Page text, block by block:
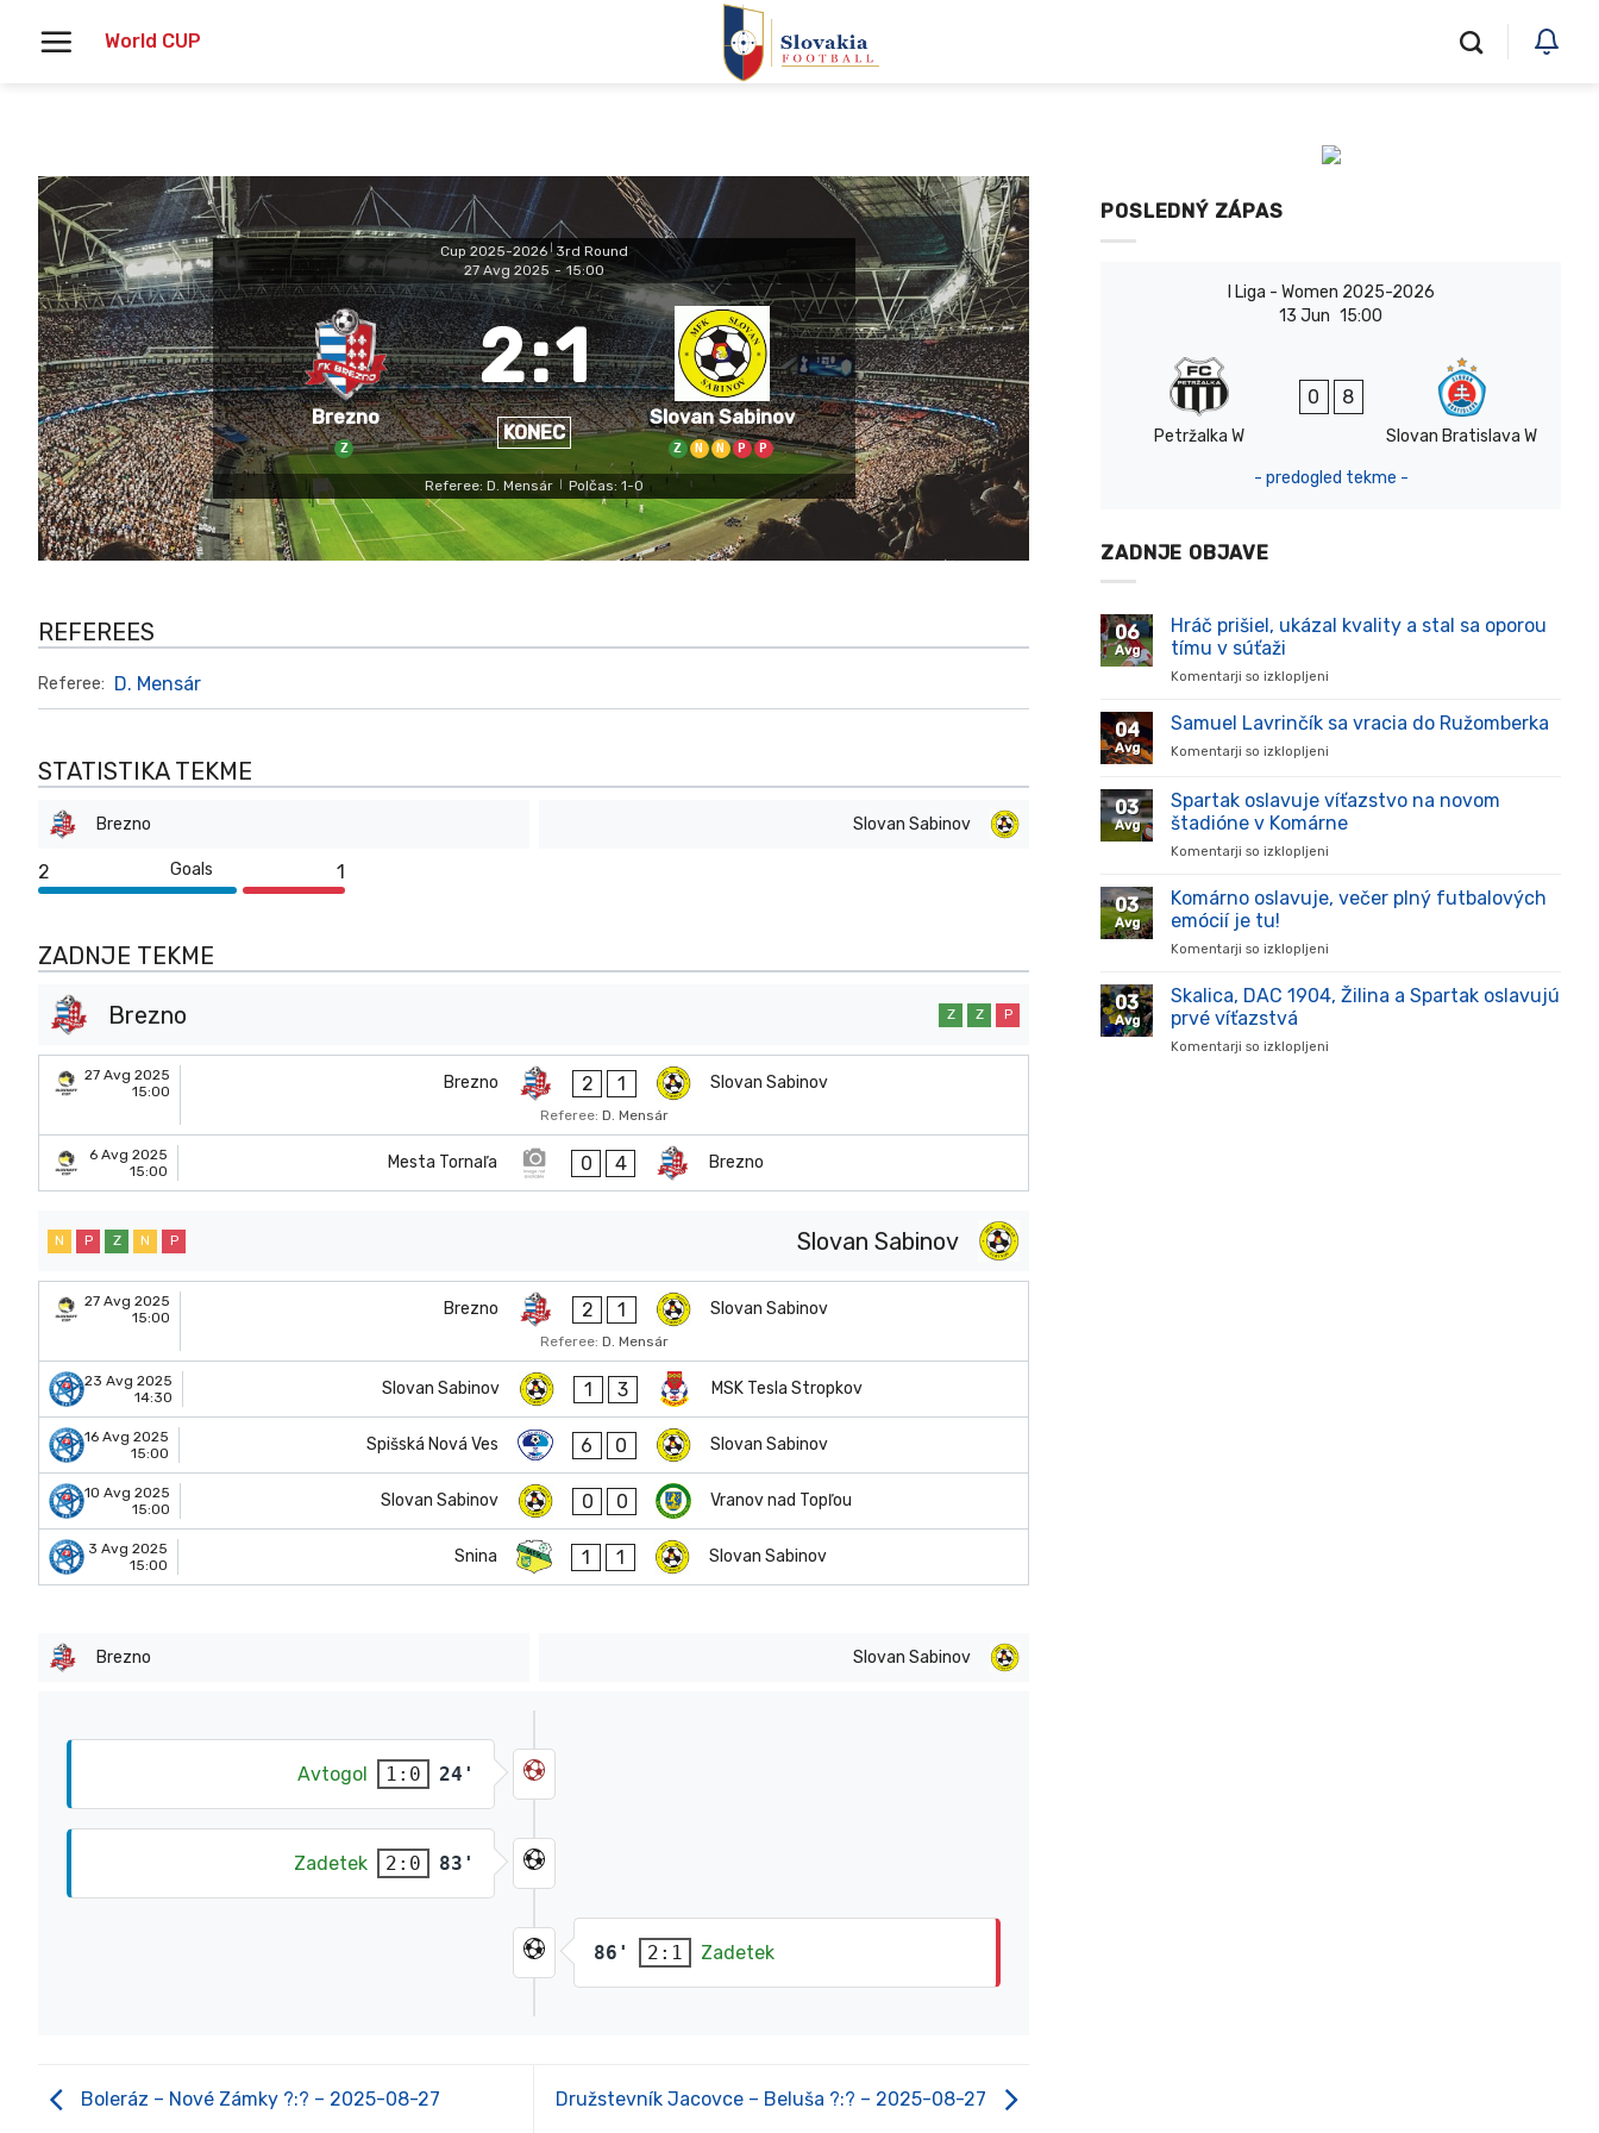
World CUP
Cup 2025-2026 3rd Round
27 Avg 2025 - 15:00
Brezno
Z
2:1
KONEC
Slovan Sabinov
Z N N P P
Referee: D. Mensár Polčas: 1-0
REFEREES
Referee: D. Mensár
STATISTIKA TEKME
Brezno Slovan Sabinov
2 Goals 1
ZADNJE TEKME
Brezno Z Z P
27 Avg 2025
15:00
Brezno 2 1 Slovan Sabinov
Referee:D. Mensár
6 Avg 2025
15:00
Mesta Tornaľa 0 4 Brezno
Slovan Sabinov
N P Z N P
27 Avg 2025
15:00
Brezno 2 1 Slovan Sabinov
Referee:D. Mensár
23 Avg 2025
14:30
Slovan Sabinov 1 3 MSK Tesla Stropkov
16 Avg 2025
15:00
Spišská Nová Ves 6 0 Slovan Sabinov
10 Avg 2025
15:00
Slovan Sabinov 0 0 Vranov nad Topľou
3 Avg 2025
15:00
Snina 1 1 Slovan Sabinov
Brezno Slovan Sabinov
Avtogol 1:0 24'
Zadetek 2:0 83'
86' 2:1 Zadetek
Boleráz – Nové Zámky ?:? – 2025-08-27 Družstevník Jacovce – Beluša ?:? – 2025-08-27
POSLEDNÝ ZÁPAS
I Liga - Women 2025-2026
13 Jun 15:00
Petržalka W
0 8
Slovan Bratislava W
- predogled tekme -
ZADNJE OBJAVE
06
Avg
Hráč prišiel, ukázal kvality a stal sa oporou
tímu v súťaži
Komentarji so izklopljeni
prišiel,
stal
sa
súťaži
04
Avg
Samuel Lavrinčík sa vracia do Ružomberka
Komentarji so izklopljeni
Lavrinčík
vracia
03
Avg
Spartak oslavuje víťazstvo na novom
štadióne v Komárne
Komentarji so izklopljeni
oslavuje
v
03
Avg
Komárno oslavuje, večer plný futbalových
emócií je tu!
Komentarji so izklopljeni
oslavuje,
03
Avg
Skalica, DAC 1904, Žilina a Spartak oslavujú
prvé víťazstvá
Komentarji so izklopljeni